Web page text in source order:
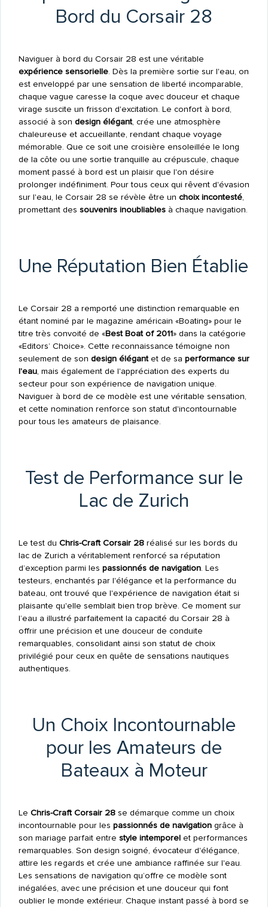
Bord du Corsair 28
Naviguer à bord du Corsair 28 est une véritable
expérience sensorielle. Dès la première sortie sur l'eau, on
est enveloppé par une sensation de liberté incomparable,
chaque vague caresse la coque avec douceur et chaque
virage suscite un frisson d'excitation. Le confort à bord,
associé à son design élégant, crée une atmosphère
chaleureuse et accueillante, rendant chaque voyage
mémorable. Que ce soit une croisière ensoleillée le long
de la côte ou une sortie tranquille au crépuscule, chaque
moment passé à bord est un plaisir que l'on désire
prolonger indéfiniment. Pour tous ceux qui rêvent d'évasion
sur l'eau, le Corsair 28 se révèle être un choix incontesté,
promettant des souvenirs inoubliablesà chaque navigation.
Une Réputation Bien Établie
Le Corsair 28 a remporté une distinction remarquable en
étant nominé par le magazine américain «Boating» pour le
titre très convoité de «Best Boat of 2011» dans la catégorie
«Editors’ Choice». Cette reconnaissance témoigne non
seulement de son design élégantet de sa performance sur
l'eau, mais également de l'appréciation des experts du
secteur pour son expérience de navigation unique.
Naviguer à bord de ce modèle est une véritable sensation,
et cette nomination renforce son statut d'incontournable
pour tous les amateurs de plaisance.
Test de Performance sur le
Lac de Zurich
Le test du Chris-Craft Corsair 28réalisé sur les bords du
lac de Zurich a véritablement renforcé sa réputation
d’exception parmi les passionnés de navigation. Les
testeurs, enchantés par l'élégance et la performance du
bateau, ont trouvé que l'expérience de navigation était si
plaisante qu'elle semblait bien trop brève. Ce moment sur
l’eau a illustré parfaitement la capacité du Corsair 28 à
offrir une précision et une douceur de conduite
remarquables, consolidant ainsi son statut de choix
privilégié pour ceux en quête de sensations nautiques
authentiques.
Un Choix Incontournable
pour les Amateurs de
Bateaux à Moteur
Le Chris-Craft Corsair 28se démarque comme un choix
incontournable pour les passionnés de navigationgrâce à
son mariage parfait entre style intemporelet performances
remarquables. Son design soigné, évocateur d'élégance,
attire les regards et crée une ambiance raffinée sur l'eau.
Les sensations de navigation qu’offre ce modèle sont
inégalées, avec une précision et une douceur qui font
oublier le monde extérieur. Chaque instant passé à bord se